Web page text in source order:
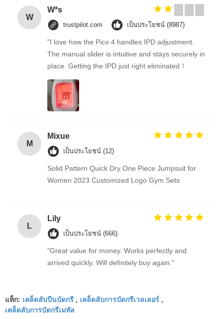
W
W*s
trustpilot.com เป็นประโยชน์ (8987)
"I love how the Pico 4 handles IPD adjustment.
The manual slider is intuitive and stays securely in
place. Getting the IPD just right eliminated！
M
Mixue
เป็นประโยชน์ (12)
Solid Pattern Quick Dry One Piece Jumpsuit for
Women 2023 Customized Logo Gym Sets
L
Lily
เป็นประโยชน์ (666)
"Great value for money. Works perfectly and
arrived quickly. Will definitely buy again."
แท็ก: เคล็ดลับปืนบัดกรี , เคล็ดลับการบัดกรีเวลเลอร์ ,
เคล็ดลับการบัดกรีเมทัล